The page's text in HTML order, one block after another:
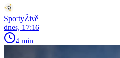
SportyŽivě
dnes, 17:16
4 min